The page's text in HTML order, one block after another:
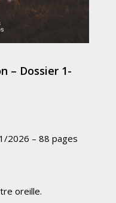
– Dossier 1-
2026 – 88 pages
oreille.